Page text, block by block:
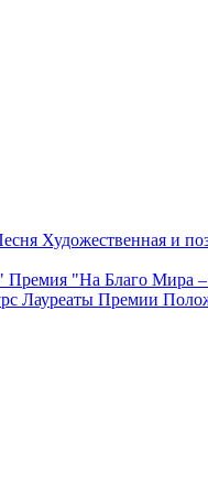
Художественная и
Премия "На Благо Мира
Лауреаты Премии